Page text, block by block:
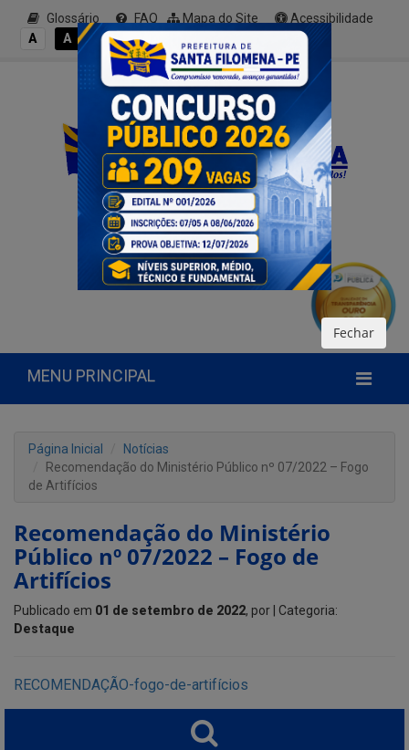
Glossário FAQ Mapa do Site
Acessibilidade
A
A A- A A+
MENU PRINCIPAL
Página Inicial
Notícias
Recomendação do Ministério Público nº 07/2022 – Fogo
de Artifícios
Recomendação do Ministério
Público nº 07/2022 – Fogo de
Artifícios
Publicado em 01 de setembro de 2022, por
| Categoria:
Destaque
RECOMENDAÇÃO-fogo-de-artifícios
Fechar